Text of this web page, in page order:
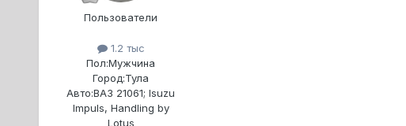
Пользователи
1.2 тыс
Пол:Мужчина
Город:Тула
Авто:ВАЗ 21061; Isuzu
Impuls, Handling by
Lotus